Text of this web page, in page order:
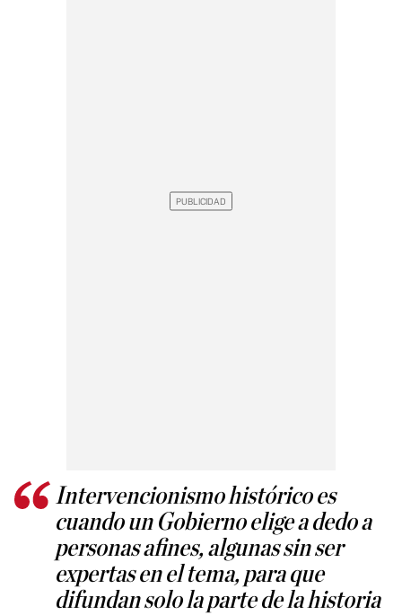
Intervencionismo histórico es
cuando un Gobierno elige a dedo a
personas afines, algunas sin ser
expertas en el tema, para que
difundan solo la parte de la historia